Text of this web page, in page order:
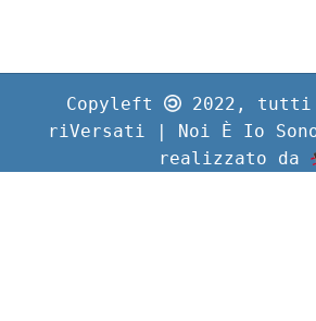
Copyleft
2022,
riVersati | Noi È Io
realizzato da